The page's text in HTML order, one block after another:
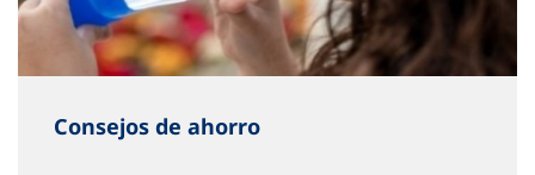
Consejos de ahorro